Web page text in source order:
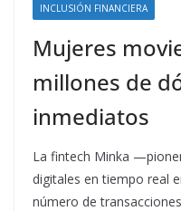
INCLUSIÓN FINANCIERA
Mujeres
millones de
inmediatos
La fintech Minka
digitales en tiempo real
número de